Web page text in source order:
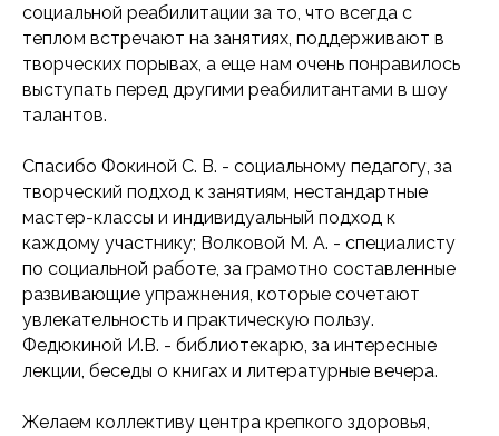
социальной реабилитации за то, что всегда с
теплом встречают на занятиях, поддерживают в
творческих порывах, а еще нам очень понравилось
выступать перед другими реабилитантами в шоу
талантов.
Спасибо Фокиной С. В. - социальному педагогу, за
творческий подход к занятиям, нестандартные
мастер-классы и индивидуальный подход к
каждому участнику; Волковой М. А. - специалисту
по социальной работе, за грамотно составленные
развивающие упражнения, которые сочетают
увлекательность и практическую пользу.
Федюкиной И.В. - библиотекарю, за интересные
лекции, беседы о книгах и литературные вечера.
Желаем коллективу центра крепкого здоровья,